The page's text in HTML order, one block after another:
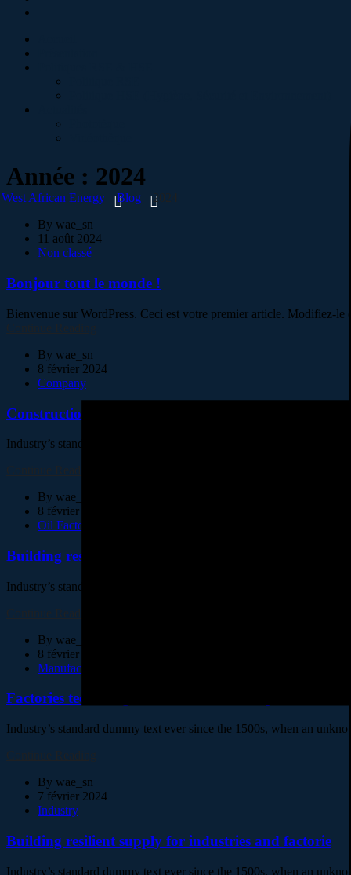
Année : 2024
West African Energy Blog
2024
By wae_sn
11 août 2024
Non classé
Bonjour tout le monde !
Bienvenue sur WordPress. Ceci est votre premier article. Modifiez-le
By wae_sn
8 février 2024
Company
Construction of a new high tech plant in washingtons
Industry’s standard dummy text ever since the 1500s, when an
By wae_sn
8 février 2024
Oil Factory
Building resilient supply chains for industries
Industry’s standard dummy text ever since the 1500s, when an
By wae_sn
8 février 2024
Manufacture
Factories technologies in interactive and plants
Industry’s standard dummy text ever since the 1500s, when an
By wae_sn
7 février 2024
Industry
Building resilient supply for industries and factorie
Industry’s standard dummy text ever since the 1500s, when an